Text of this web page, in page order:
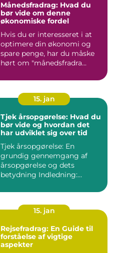
Månedsfradrag: Hvad du
bør vide om denne
økonomiske fordel
Hvis du er interesseret i at
optimere din økonomi og
spare penge, har du måske
hørt om "månedsfradra...
15. jan
Tjek årsopgørelse: Hvad du
bør vide og hvordan det
har udviklet sig over tid
Tjek årsopgørelse: En
grundig gennemgang af
årsopgørelse og dets
betydning Indledning:
15. jan
Rejsefradrag: En Guide til
forståelse af vigtige
aspekter